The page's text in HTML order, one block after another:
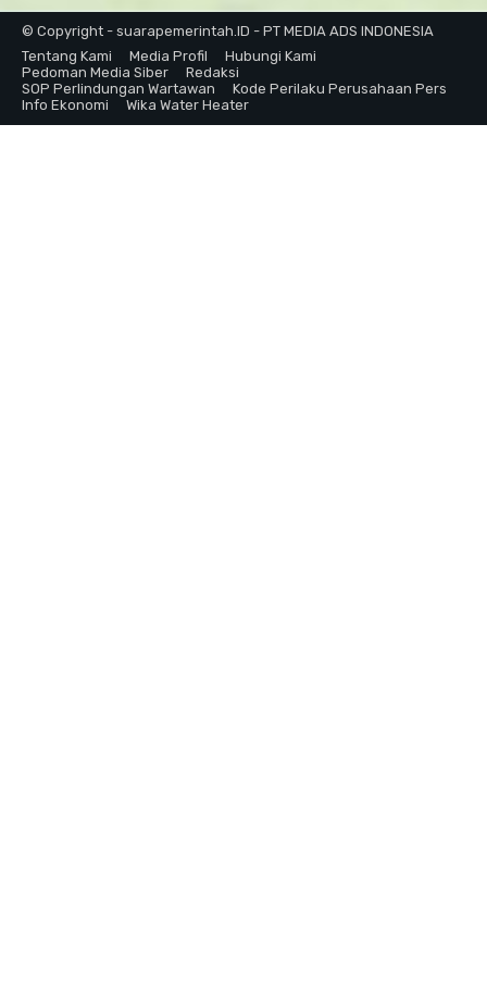
© Copyright - suarapemerintah.ID - PT MEDIA ADS INDONESIA
Tentang Kami
Media Profil
Hubungi Kami
Pedoman Media Siber
Redaksi
SOP Perlindungan Wartawan
Kode Perilaku Perusahaan Pers
Info Ekonomi
Wika Water Heater